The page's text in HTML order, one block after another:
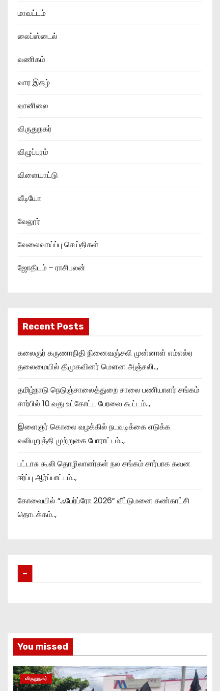
மாவட்டம்
லைப்ஸ்டைல்
வணிகம்
வார இதழ்
வானிலை
விருதுநகர்
விழுப்புரம்
விளையாட்டு
வீடியோ
வேலூர்
வேலைவாய்ப்பு செய்திகள்
ஜோதிடம் – ராசிபலன்
Recent Posts
கலைஞர் கருணாநிதி நினைவஞ்சலி முன்னாள் எம்எல்ஏ
தலைமையில் திமுகவினர் மௌன அஞ்சலி..,
தமிழ்நாடு நெடுஞ்சாலைத்துறை சாலை பணியாளர் சங்கம்
சார்பில் 10 வது உட்கோட்ட பேரவை கூட்டம்..,
இளைஞர் கொலை வழக்கில் நடவடிக்கை எடுக்க
வலியுறுத்தி முற்றுகை போராட்டம்..,
பட்டாசு கூலி தொழிலாளர்கள் நல சங்கம் சார்பாக கவன
ஈர்ப்பு ஆர்ப்பாட்டம்..,
கோவையில் “ஃபேர்ப்ரோ 2026” வீட்டுமனை கண்காட்சி
தொடக்கம்..,
–
You missed
விருதுநகர்